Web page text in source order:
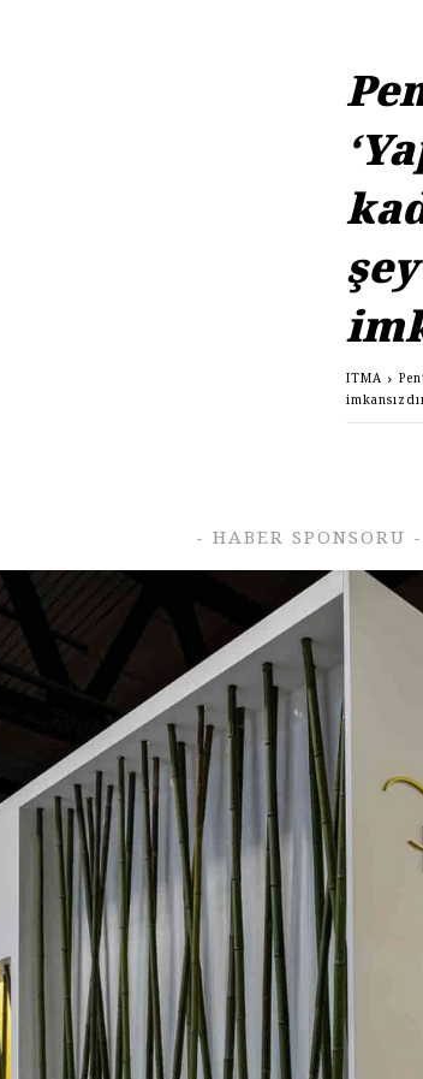
şey
ITMA
- HABER SPONSORU -